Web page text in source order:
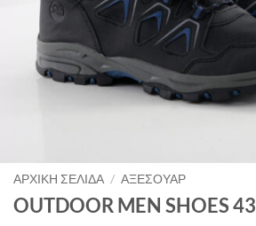
ΑΡΧΙΚΉ ΣΕΛΊΔΑ / ΑΞΕΣΟΥΆΡ
OUTDOOR MEN SHOES 43